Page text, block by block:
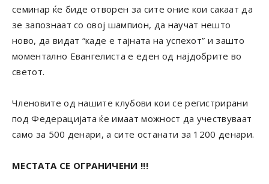
семинар ќе биде отворен за сите оние кои сакаат да
зе запознаат со овој шампион, да научат нешто
ново, да видат “каде е тајната на успехот” и зашто
моментално Евангелиста е еден од најдобрите во
светот.
Членовите од нашите клубови кои се регистрирани
под Федерацијата ќе имаат можност да учествуваат
само за 500 денари, а сите останати за 1200 денари.
МЕСТАТА СЕ ОГРАНИЧЕНИ !!!